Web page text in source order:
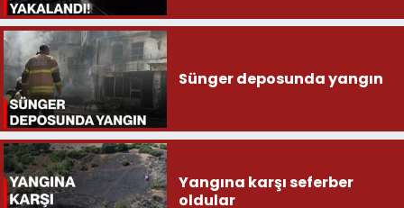
Sünger deposunda yangın
Yangına karşı seferber
oldular